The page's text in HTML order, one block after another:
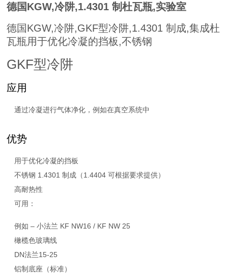
德国KGW,冷阱,1.4301 制杜瓦瓶,实验室
德国KGW,冷阱,GKF型冷阱,1.4301 制成,集成杜
瓦瓶用于优化冷凝的挡板,不锈钢
GKF型冷阱
应用
通过冷凝进行气体净化，例如在真空系统中
优势
用于优化冷凝的挡板
不锈钢 1.4301 制成（1.4404 可根据要求提供）
高耐热性
可用：
例如 – 小法兰 KF NW16 / KF NW 25
橄榄色玻璃线
DN法兰15-25
铝制底座（标准）